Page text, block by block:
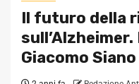
Il futuro della
Giacomo Siano